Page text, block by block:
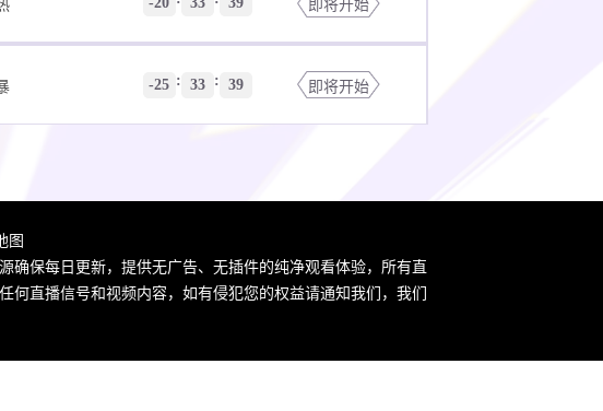
即将开始
-25 : 33 : 39 即将开始
即将开始
图
确保每日更新，提供无广告、无插件的纯净观看体验，所有直
直播信号和视频内容，如有侵犯您的权益请通知我们，我们